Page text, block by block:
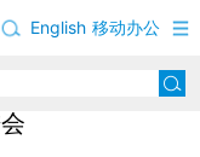
移动办公
English
作会暨年度报